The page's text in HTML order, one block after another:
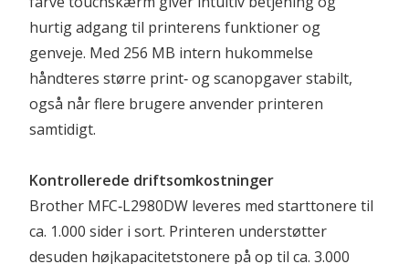
hurtig adgang til printerens funktioner og
genveje. Med 256 MB intern hukommelse
håndteres større print‑ og scanopgaver stabilt,
også når flere brugere anvender printeren
samtidigt.
Kontrollerede driftsomkostninger
Brother MFC‑L2980DW leveres med starttonere til
ca. 1.000 sider i sort. Printeren understøtter
desuden højkapacitetstonere på op til ca. 3.000